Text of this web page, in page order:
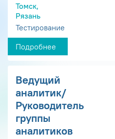
Томск,
Рязань
Тестирование
Подробнее
Ведущий
аналитик/
Руководитель
группы
аналитиков